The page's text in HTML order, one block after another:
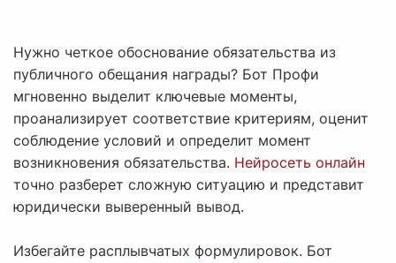
Нужно четкое обоснование обязательства из
публичного обещания награды? Бот Профи
мгновенно выделит ключевые моменты,
проанализирует соответствие критериям, оценит
соблюдение условий и определит момент
возникновения обязательства. Нейросеть онлайн
точно разберет сложную ситуацию и представит
юридически выверенный вывод.
Избегайте расплывчатых формулировок. Бот